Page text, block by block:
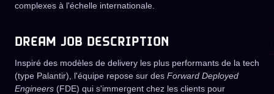
complexes à l'échelle internationale.
DREAM JOB DESCRIPTION
Inspiré des modèles de delivery les plus performants de la tech
(type Palantir), l'équipe repose sur des Forward Deployed
Engineers (FDE) qui s'immergent chez les clients pour